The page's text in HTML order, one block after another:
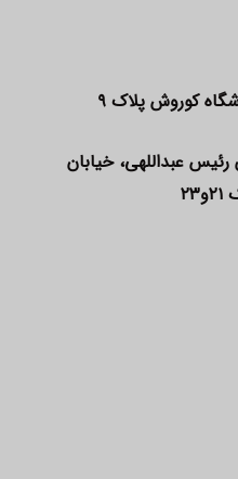
کوروش پلاک ۹
رئیس عبداللهی، خیابان